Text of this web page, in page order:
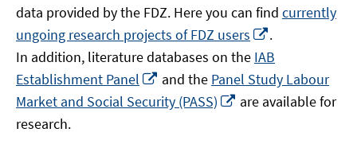
data provided by the FDZ. Here you can find currently
ungoing research projects of FDZ users
neuem
Fenster
öffnen
.
In addition, literature databases on the IAB
Establishment Panel
In
neuem
Fenster
and the Panel Study Labour
Market and Social Security (PASS)
In
are available for
research.